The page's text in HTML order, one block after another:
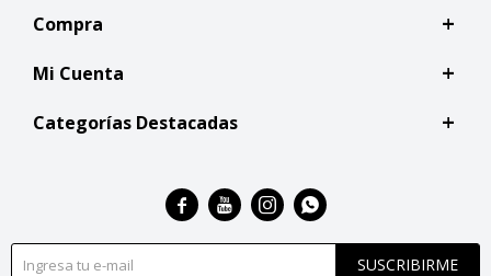
Compra
Mi Cuenta
Categorías Destacadas
SUSCRIBIRME
   